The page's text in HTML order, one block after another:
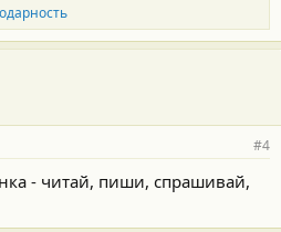
#4
- читай, пиши, спрашивай,